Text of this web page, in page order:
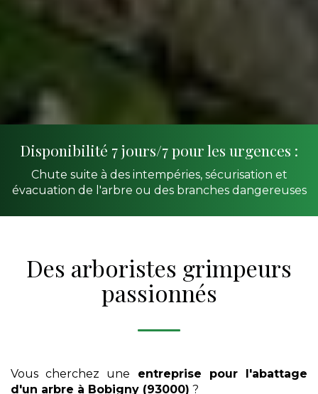
Disponibilité 7 jours/7 pour les urgences :
Chute suite à des intempéries, sécurisation et
évacuation de l'arbre ou des branches dangereuses
Des arboristes grimpeurs
passionnés
Vous cherchez une entreprise pour l'abattage
d'un arbre à Bobigny (93000) ?